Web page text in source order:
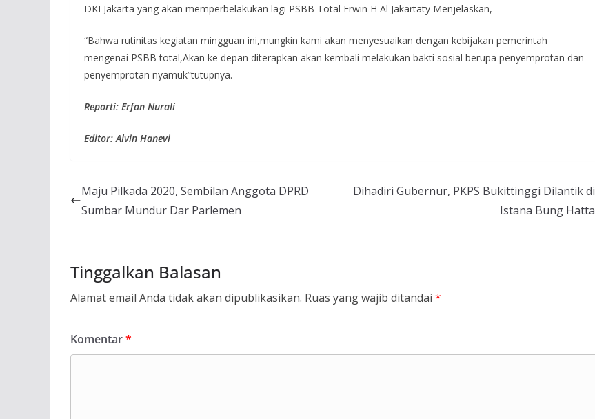
DKI Jakarta yang akan memperbelakukan lagi PSBB Total Erwin H Al Jakartaty Menjelaskan,
“Bahwa rutinitas kegiatan mingguan ini,mungkin kami akan menyesuaikan dengan kebijakan pemerintah
mengenai PSBB total,Akan ke depan diterapkan akan kembali melakukan bakti sosial berupa penyemprotan dan
penyemprotan nyamuk”tutupnya.
Reporti: Erfan Nurali
Editor: Alvin Hanevi
Maju Pilkada 2020, Sembilan Anggota DPRD
Sumbar Mundur Dar Parlemen
Dihadiri Gubernur, PKPS Bukittinggi Dilantik di
Istana Bung Hatta
Tinggalkan Balasan
Alamat email Anda tidak akan dipublikasikan. Ruas yang wajib ditandai *
Komentar*